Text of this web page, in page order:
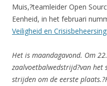
Muis,?teamleider Open
Eenheid, in het februari
Veiligheid en Crisisbeheersing:
Het is maandagavond. Om
zaalvoetbalwedstrijd?van het
strijden om de eerste